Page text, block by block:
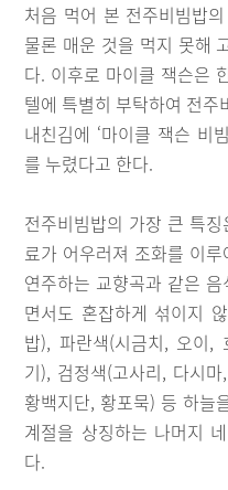
처음 먹어 본 전주비빔밥
물론 매운 것을 먹지 못해
다. 이후로 마이클 잭슨은
텔에 특별히 부탁하여 전
내친김에 ‘마이클 잭슨 비
를 누렸다고 한다.
전주비빔밥의 가장 큰 특
료가 어우러져 조화를 이
연주하는 교향곡과 같은
면서도 혼잡하게 섞이지
밥), 파란색(시금치, 오이,
기), 검정색(고사리, 다시
황백지단, 황포묵) 등 하늘
계절을 상징하는 나머지
다.